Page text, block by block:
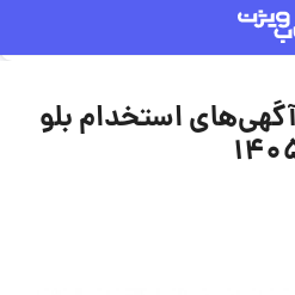
استخدام بلو